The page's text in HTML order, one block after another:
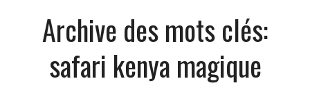
Archive des mots clés:
safari kenya magique